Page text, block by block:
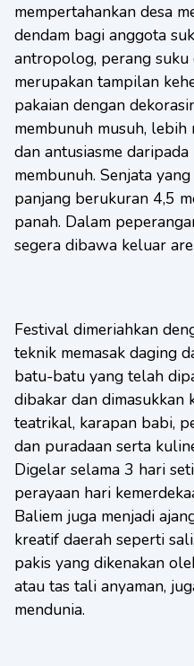
mempertahankan desa
dendam bagi anggota
antropolog, perang
merupakan tampilan
pakaian dengan
membunuh musuh,
dan antusiasme
membunuh. Senjata
panjang berukuran 4,5
panah. Dalam
segera dibawa keluar
Festival dimeriahkan
teknik memasak daging
batu-batu yang telah
dibakar dan dimasukkan
teatrikal, karapan babi,
dan puradaan serta
Digelar selama 3 hari
perayaan hari
Baliem juga menjadi
kreatif daerah seperti
pakis yang dikenakan
atau tas tali anyaman,
mendunia.